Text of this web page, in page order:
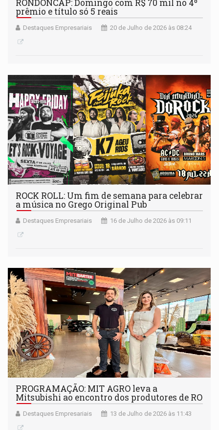
RONDONCAP: Domingo com R$ 70 mil no 4º
prêmio e título só 5 reais
Destaques Empresariais 20 de Julho de 2026 às 08:24
ROCK ROLL: Um fim de semana para celebrar
a música no Grego Original Pub
Destaques Empresariais 16 de Julho de 2026 às 09:11
PROGRAMAÇÃO: MIT AGRO leva a
Mitsubishi ao encontro dos produtores de RO
Destaques Empresariais 13 de Julho de 2026 às 11:43